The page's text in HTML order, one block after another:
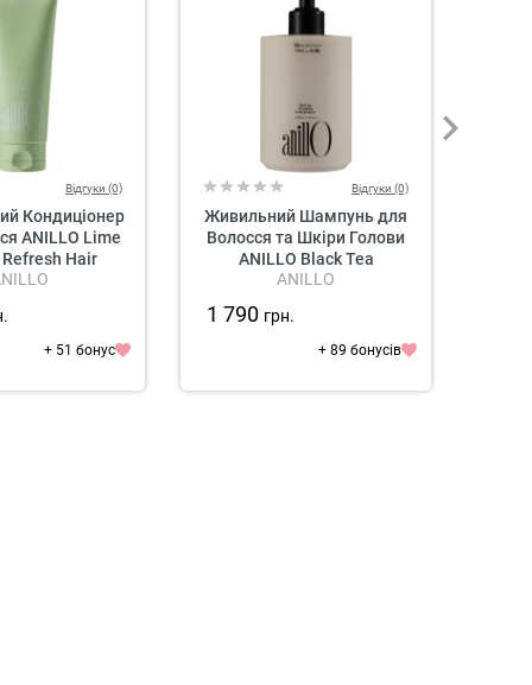
Відгуки (0)
Кондиціонер
ANILLO Lime
Hair
+ 51 бонус
Відгуки (0)
Живильний Шампунь для
Волосся та Шкіри Голови
ANILLO Black Tea
Nourishing Scalp Shampoo
ANILLO
1 790 грн.
+ 89 бонусів